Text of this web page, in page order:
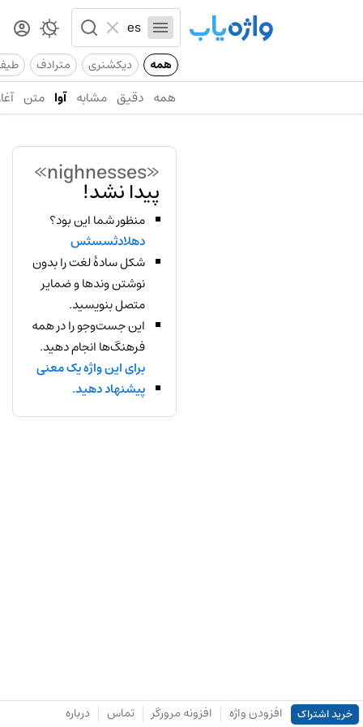
همه دیکشنری مترادف
همه دقیق مشابه آوا متن
«nighnesses»
پیدا نشد!
منظور شما این بود؟
دهلادثسسثس
شکل سادهٔ لغت را بدون
نوشتن وندها و ضمایر
متصل بنویسید.
این جست‌وجو را در همه
فرهنگ‌ها انجام دهید.
برای این واژه یک معنی
پیشنهاد دهید.
خرید اشتراک افزودن واژه افزونه مرورگر تماس درباره